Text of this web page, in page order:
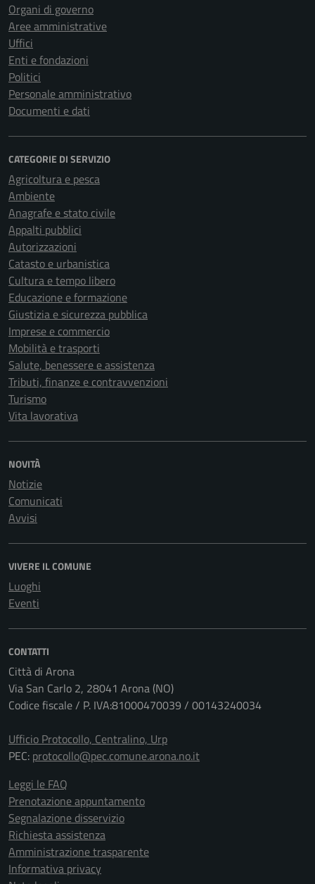
Organi di governo
Aree amministrative
Uffici
Enti e fondazioni
Politici
Personale amministrativo
Documenti e dati
CATEGORIE DI SERVIZIO
Agricoltura e pesca
Ambiente
Anagrafe e stato civile
Appalti pubblici
Autorizzazioni
Catasto e urbanistica
Cultura e tempo libero
Educazione e formazione
Giustizia e sicurezza pubblica
Imprese e commercio
Mobilità e trasporti
Salute, benessere e assistenza
Tributi, finanze e contravvenzioni
Turismo
Vita lavorativa
NOVITÀ
Notizie
Comunicati
Avvisi
VIVERE IL COMUNE
Luoghi
Eventi
CONTATTI
Città di Arona
Via San Carlo 2, 28041 Arona (NO)
Codice fiscale / P. IVA:81000470039 / 00143240034
Ufficio Protocollo, Centralino, Urp
PEC: protocollo@pec.comune.arona.no.it
Leggi le FAQ
Prenotazione appuntamento
Segnalazione disservizio
Richiesta assistenza
Amministrazione trasparente
Informativa privacy